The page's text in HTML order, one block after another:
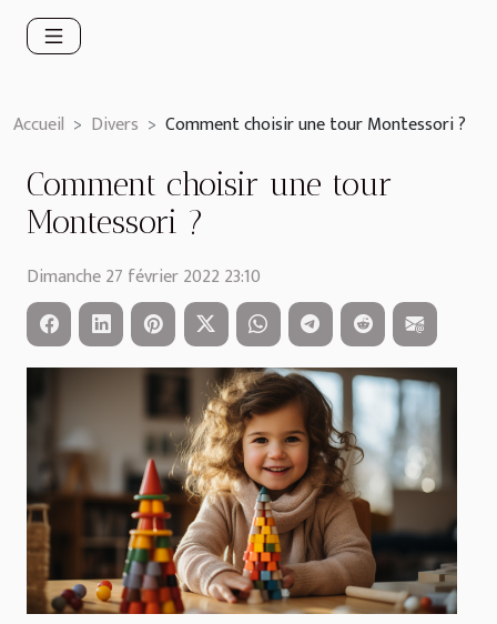
Accueil Divers Comment choisir une tour Montessori ?
Comment choisir une tour
Montessori ?
Dimanche 27 février 2022 23:10